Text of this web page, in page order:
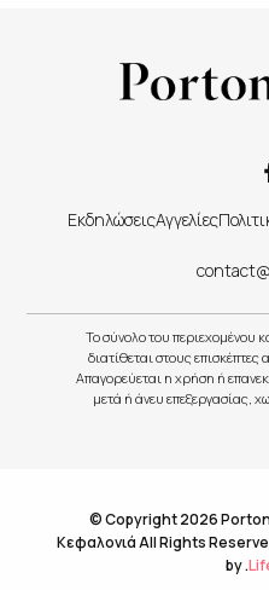
ΕκδηλώσειςΑγγελίες
Το σύνολο του περιεχομένου
διατίθεται στους
Απαγορεύεται η χρήση ή
μετά ή άνευ επεξεργασίας,
© Copyright 2026
Κεφαλονιά All Rights
by.